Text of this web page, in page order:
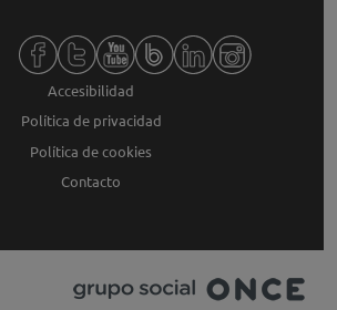
de Fundación ONCE,
Accesibilidad
Política de privacidad
Política de cookies
Contacto